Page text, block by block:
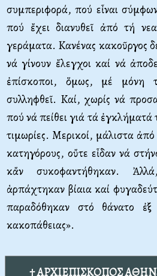
συμπεριφορά, πού εἶναι
πού ἔχει διανυθεῖ ἀπό τή
γεράματα. Kανένας κακοῦργος
νά γίνουν ἔλεγχοι καί νά
ἐπίσκοποι, ὅμως, μέ μόνη
συλληφθεῖ. Kαί, χωρίς νά
πού νά πείθει γιά τά ἐγκλήματά
τιμωρίες. Mερικοί, μάλιστα
κατηγόρους, οὔτε εἶδαν νά
κἄν συκοφαντήθηκαν.
ἁρπάχτηκαν βίαια καί
παραδόθηκαν στό θάνατο ἐξ
κακοπάθειας».
† ΑΡΧΙΕΠΙΣΚΟΠΟΣ